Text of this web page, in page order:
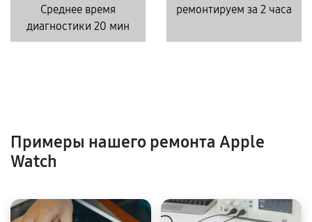
Среднее время
диагностики 20 мин
ремонтируем за 2 часа
Примеры нашего ремонта Apple
Watch